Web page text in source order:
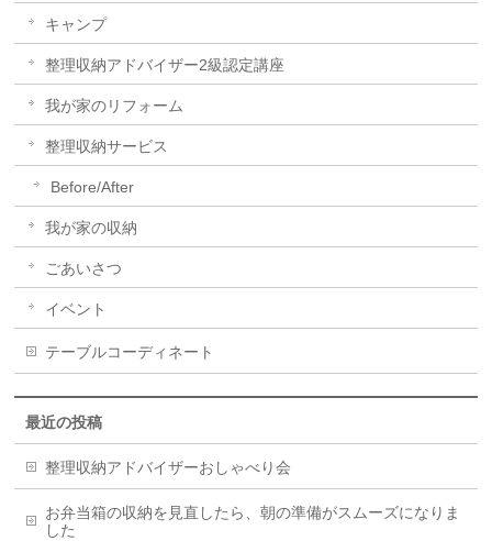
キャンプ
整理収納アドバイザー2級認定講座
我が家のリフォーム
整理収納サービス
Before/After
我が家の収納
ごあいさつ
イベント
テーブルコーディネート
最近の投稿
整理収納アドバイザーおしゃべり会
お弁当箱の収納を見直したら、朝の準備がスムーズになりま
した